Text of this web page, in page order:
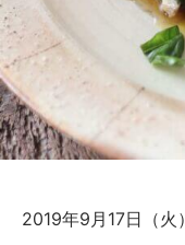
2019年9月17日（火）